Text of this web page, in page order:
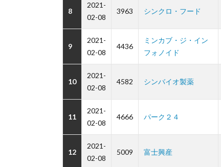
8
2021-
02-08
3963 シンクロ・フード
9
2021-
02-08
4436
ミンカブ・ジ・イン
フォノイド
10
2021-
02-08
4582 シンバイオ製薬
11
2021-
02-08
4666 パーク２４
12
2021-
02-08
5009 富士興産